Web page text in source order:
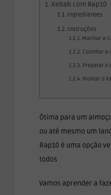
Kebab com Rap10
Ingredientes
Instruções
Marinar a
Cozinhar a
Preparar o
Montar o
Ótima para um
ou até mesmo um
Rap10 é uma opção
todos
Vamos aprender a